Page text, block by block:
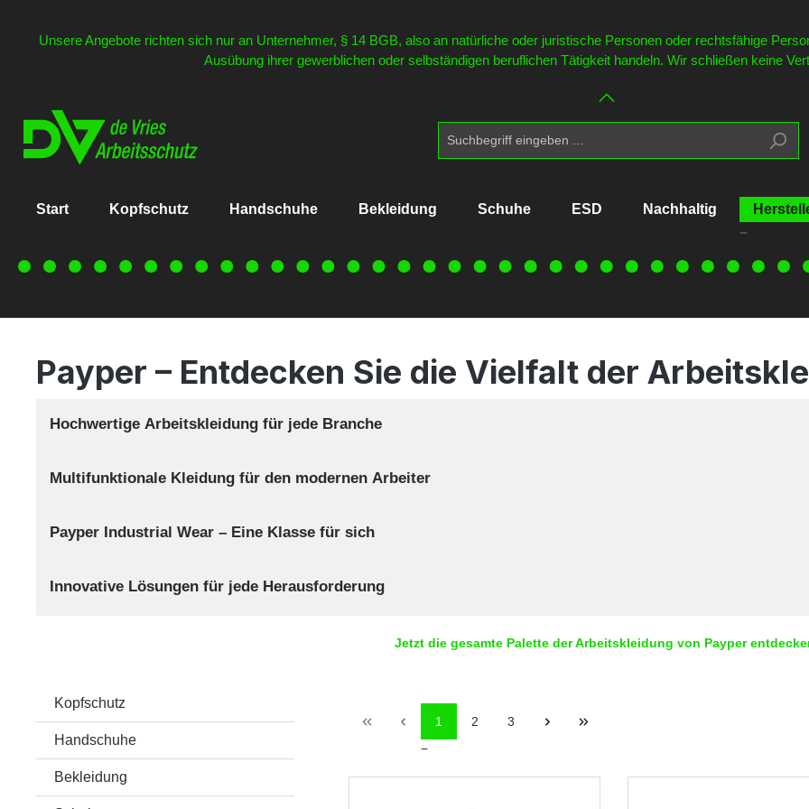
Unsere Angebote richten sich nur an Unternehmer, § 14 BGB, also an natürliche oder juristische Personen oder rechtsfähige
Ausübung ihrer gewerblichen oder selbständigen beruflichen Tätigkeit handeln. Wir schließen keine
Start Kopfschutz Handschuhe Bekleidung Schuhe ESD Nachhaltig
Payper – Entdecken Sie die Vielfalt der
Hochwertige Arbeitskleidung für jede Branche
Multifunktionale Kleidung für den modernen Arbeiter
Payper Industrial Wear – Eine Klasse für sich
Innovative Lösungen für jede Herausforderung
Jetzt die gesamte Palette der Arbeitskleidung von Payper
Kopfschutz
Handschuhe
Bekleidung
1 2 3